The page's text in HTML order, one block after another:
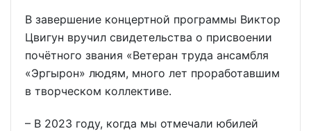
В завершение концертной программы Виктор
Цвигун вручил свидетельства о присвоении
почётного звания «Ветеран труда ансамбля
«Эргырон» людям, много лет проработавшим
в творческом коллективе.
– В 2023 году, когда мы отмечали юбилей